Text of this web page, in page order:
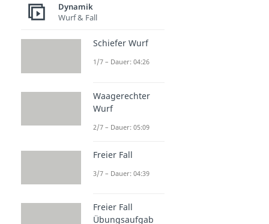
Dynamik
Wurf & Fall
Schiefer Wurf
1/7 – Dauer: 04:26
Waagerechter
Wurf
2/7 – Dauer: 05:09
Freier Fall
3/7 – Dauer: 04:39
Freier Fall
Übungsaufgab